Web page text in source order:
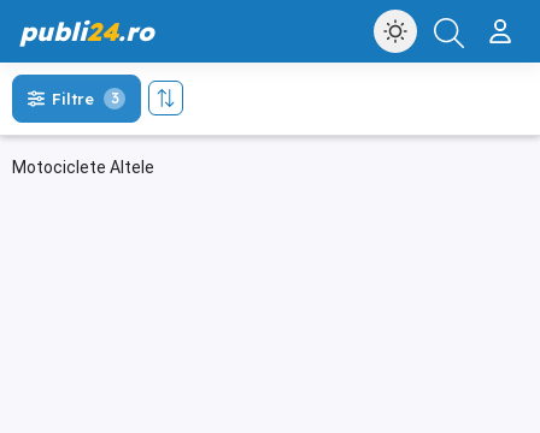
publi24.ro
Motociclete Altele
Filtre 3